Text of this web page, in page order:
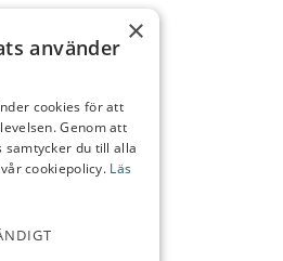
×
använder
cookies för att
Genom att
samtycker du till alla
cookiepolicy. Läs